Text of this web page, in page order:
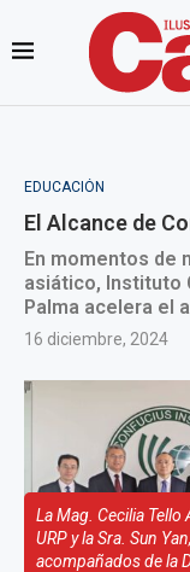
EDUCACIÓN
El Alcance de
En momentos de
asiático, Instituto
Palma acelera el
16 diciembre, 2024
La Mag. Cecilia
URP y la Sra. Sun
acompañados de la